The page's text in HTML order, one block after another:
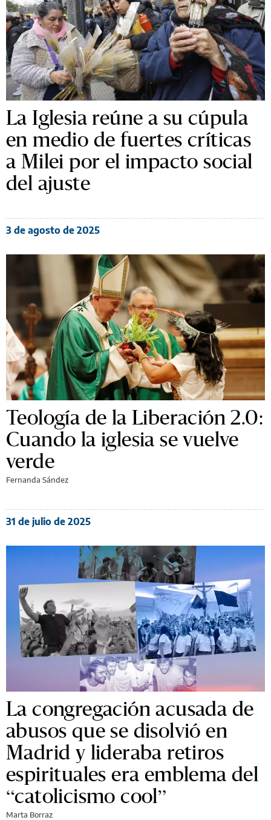
La Iglesia reúne a su cúpula
en medio de fuertes críticas
a Milei por el impacto social
del ajuste
3 de agosto de 2025
Teología de la Liberación 2.0:
Cuando la iglesia se vuelve
verde
Fernanda Sández
31 de julio de 2025
La congregación acusada de
abusos que se disolvió en
Madrid y lideraba retiros
espirituales era emblema del
“catolicismo cool”
Marta Borraz